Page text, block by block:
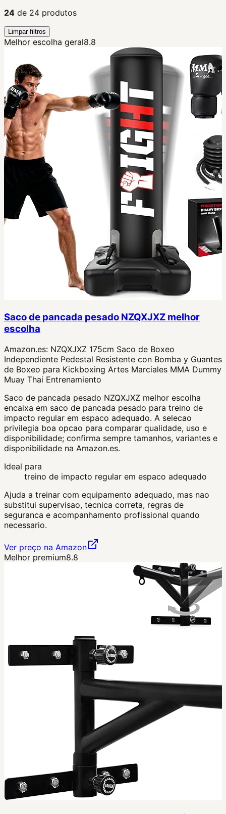
24 de 24 produtos
Limpar filtros
Melhor escolha geral8.8
Saco de pancada pesado NZQXJXZ melhor
escolha
Amazon.es: NZQXJXZ 175cm Saco de Boxeo
Independiente Pedestal Resistente con Bomba y Guantes
de Boxeo para Kickboxing Artes Marciales MMA Dummy
Muay Thai Entrenamiento
Saco de pancada pesado NZQXJXZ melhor escolha
encaixa em saco de pancada pesado para treino de
impacto regular em espaco adequado. A selecao
privilegia boa opcao para comparar qualidade, uso e
disponibilidade; confirma sempre tamanhos, variantes e
disponibilidade na Amazon.es.
Ideal para
treino de impacto regular em espaco adequado
Ajuda a treinar com equipamento adequado, mas nao
substitui supervisao, tecnica correta, regras de
seguranca e acompanhamento profissional quando
necessario.
Ver preço na Amazon
Melhor premium8.8